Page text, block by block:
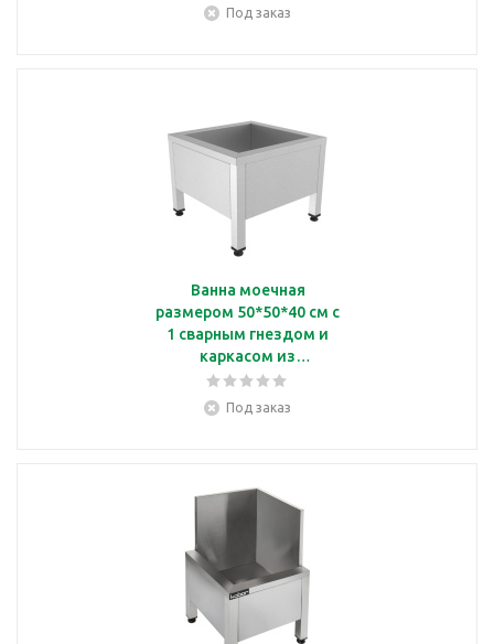
Кобор ВМСБ/2-80/43
Под заказ
Ванна моечная
размером 50*50*40 см с
1 сварным гнездом и
каркасом из
нержавеющей стали
Кобор ВМ/1-50/50
Под заказ